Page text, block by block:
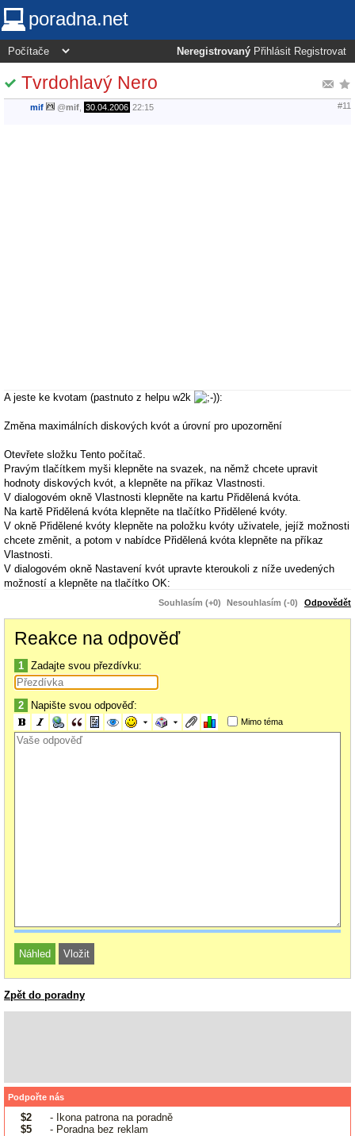
poradna.net
Neregistrovaný Přihlásit Registrovat
Tvrdohlavý Nero
mif @mif 30.04.2006 22:15 #11
A jeste ke kvotam (pastnuto z helpu w2k ):
Změna maximálních diskových kvót a úrovní pro upozornění
Otevřete složku Tento počítač.
Pravým tlačítkem myši klepněte na svazek, na němž chcete upravit
hodnoty diskových kvót, a klepněte na příkaz Vlastnosti.
V dialogovém okně Vlastnosti klepněte na kartu Přidělená kvóta.
Na kartě Přidělená kvóta klepněte na tlačítko Přidělené kvóty.
V okně Přidělené kvóty klepněte na položku kvóty uživatele, jejíž možnosti
chcete změnit, a potom v nabídce Přidělená kvóta klepněte na příkaz
Vlastnosti.
V dialogovém okně Nastavení kvót upravte kteroukoli z níže uvedených
možností a klepněte na tlačítko OK:
Neomezovat využití disku: Tuto možnost vyberte, chcete-li sledovat
využití místa na disku, aniž byste místo na disku omezovali.
Omezit místo na disku na: Tato možnost aktivuje pole, která slouží k
Do textového pole zadejte číselnou hodnotu a z rozevíracího seznamu
vyberte jednotky, ve kterých zadáte maximální přidělené místo na disku.
Je možné používat desetinná čísla (například 20,5 MB). Zadaná hodnota
nesmí být vyšší než maximální kapacita svazku.
Souhlasím (+0) Nesouhlasím (-0) Odpovědět
Reakce na odpověď
1 Zadajte svou přezdívku:
2 Napište svou odpověď:
Mimo téma
Zpět do poradny
Podpořte nás
$2
- Ikona patrona na poradně
$5
- Poradna bez reklam